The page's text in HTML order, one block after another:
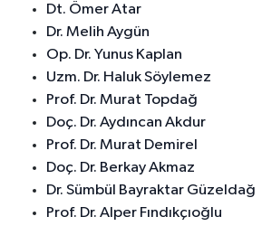
Dt. Ömer Atar
Dr. Melih Aygün
Op. Dr. Yunus Kaplan
Uzm. Dr. Haluk Söylemez
Prof. Dr. Murat Topdağ
Doç. Dr. Aydıncan Akdur
Prof. Dr. Murat Demirel
Doç. Dr. Berkay Akmaz
Dr. Sümbül Bayraktar Güzeldağ
Prof. Dr. Alper Fındıkçıoğlu